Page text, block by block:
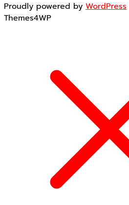
Proudly powered by WordPress
Themes4WP